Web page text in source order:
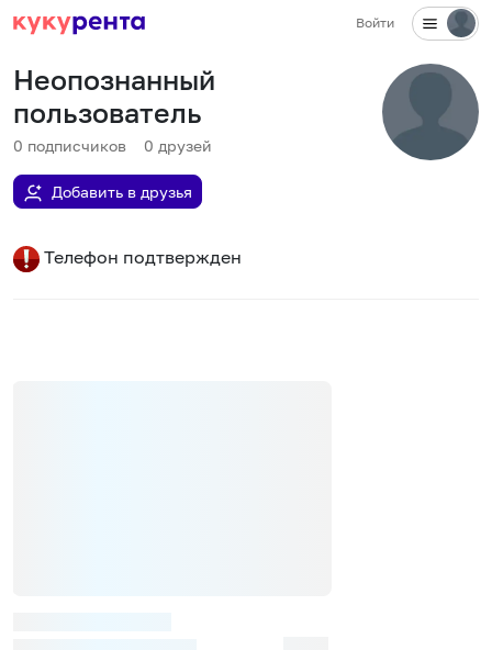
Войти
Неопознанный
пользователь
0 подписчиков 0 друзей
Добавить в друзья
Телефон подтвержден